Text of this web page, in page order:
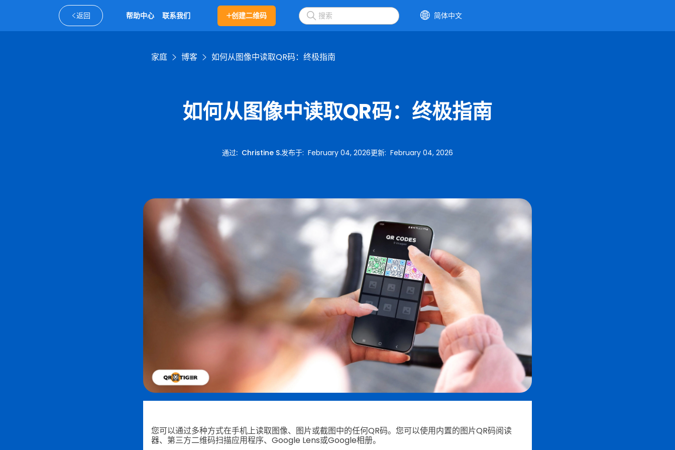
返回 帮助中心 联系我们 创建二维码 简体中文
家庭 博客 如何从图像中读取QR码：终极指南
如何从图像中读取QR码：终极指南
通过: Christine S.发布于: February 04, 2026更新: February 04, 2026
您可以通过多种方式在手机上读取图像、图片或截图中的任何QR码。您可以使用内置的图片QR码阅读
器、第三方二维码扫描应用程序、Google Lens或Google相册。